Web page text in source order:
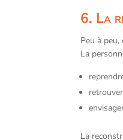
6. La
Peu à
La
La